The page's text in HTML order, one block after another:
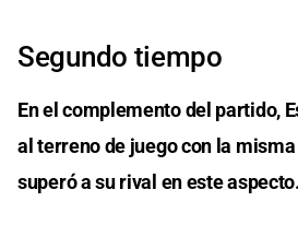
Segundo tiempo
En el complemento del partido,
al terreno de juego con la
superó a su rival en este aspecto.